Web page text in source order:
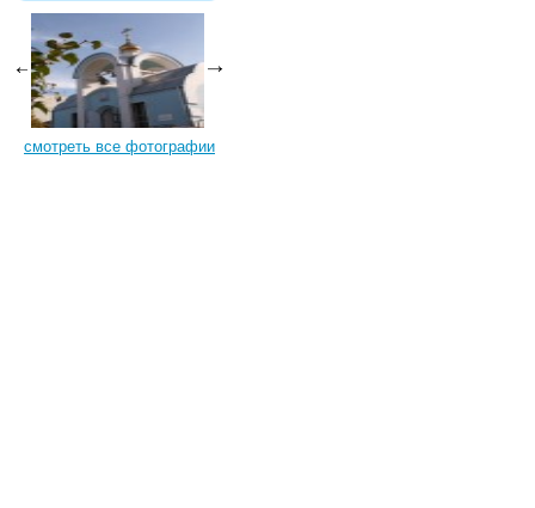
смотреть все фотографии